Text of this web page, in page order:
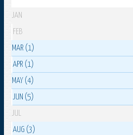
JAN
FEB
MAR (1)
APR (1)
MAY (4)
JUN (5)
JUL
AUG (3)